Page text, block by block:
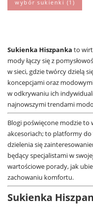
wybór sukienki (1)
Sukienka Hiszpanka to
mody łączy się z
w sieci, gdzie twórcy dzielą
koncepcjami oraz
w odkrywaniu ich
najnowszymi trendami
Blogi poświęcone modzie to
akcesoriach; to platformy do
dzielenia się
będący specjalistami w
wartościowe porady, jak
zachowaniu komfortu.
Sukienka